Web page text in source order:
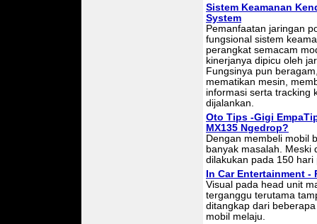
Sistem Keamanan
System
Pemanfaatan jaringan
fungsional sistem
perangkat semacam
kinerjanya dipicu oleh
Fungsinya pun
mematikan mesin,
informasi serta tracking
dijalankan.
Oto Tips -Gigi
MX135 Ngedrop?
Dengan membeli mobil
banyak masalah. Meski
dilakukan pada 150
In Car Entertainment -
Visual pada head unit
terganggu terutama
ditangkap dari
mobil melaju.